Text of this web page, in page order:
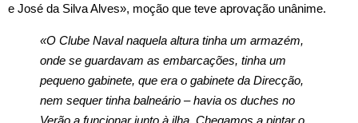
e José da Silva Alves», moção que teve aprovação unânime.
«O Clube Naval naquela altura tinha um armazém,
onde se guardavam as embarcações, tinha um
pequeno gabinete, que era o gabinete da Direcção,
nem sequer tinha balneário – havia os duches no
Verão a funcionar junto à ilha. Chegamos a pintar o